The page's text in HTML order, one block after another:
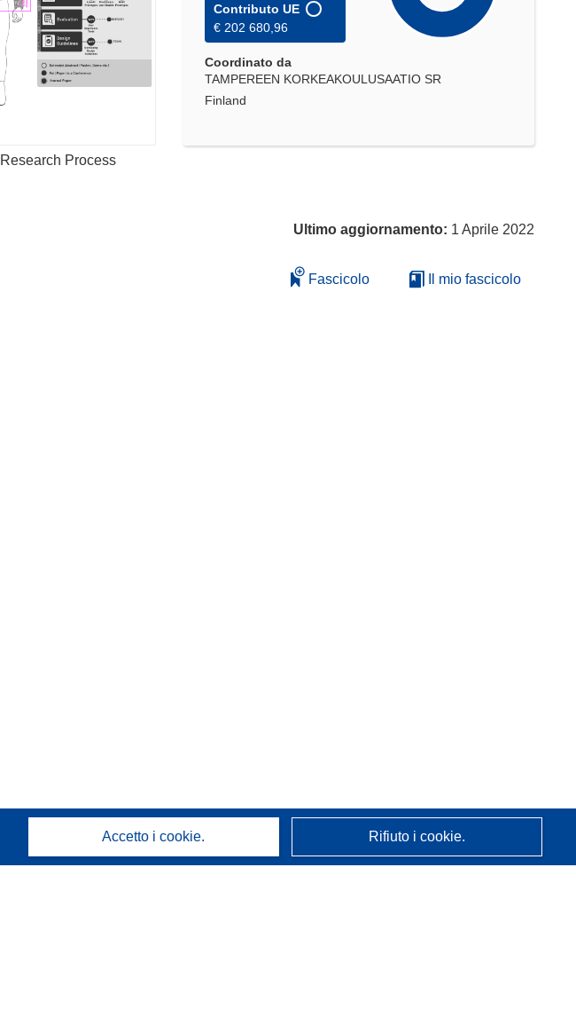
Contributo UE
€ 202 680,96
Coordinato da
TAMPEREEN KORKEAKOULUSAATIO SR
Finland
Process
Ultimo aggiornamento: 1 Aprile 2022
Fascicolo Il mio fascicolo
Accetto i cookie. Rifiuto i cookie.